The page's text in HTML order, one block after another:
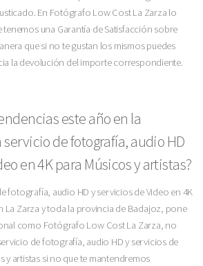
En Fotógrafo Low Cost La Zarza lo
tenemos una Garantía de Satisfacción sobre
que si no te gustan los mismos puedes
la devolución del importe correspondiente.
este año en la
de fotografía, audio HD
en 4K para Músicos y artistas?
fotografía, audio HD y servicios de Video en 4K
La Zarza y toda la provincia de Badajoz, pone
como Fotógrafo Low Cost La Zarza, no
de fotografía, audio HD y servicios de
y artistas si no que te mantendremos